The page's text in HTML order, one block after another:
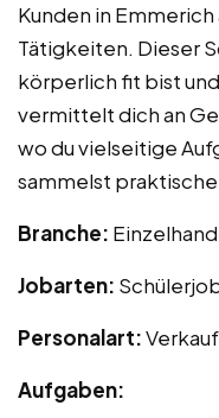
Kunden in
Tätigkeiten. Dieser
körperlich fit bist
vermittelt dich an
wo du vielseitige
sammelst
Branche:
Jobarten:
Personalart:
Aufgaben: